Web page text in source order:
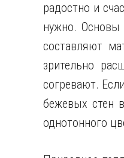
радостно и
нужно. Основы
составляют
зрительно
согревают.
бежевых стен
однотонного